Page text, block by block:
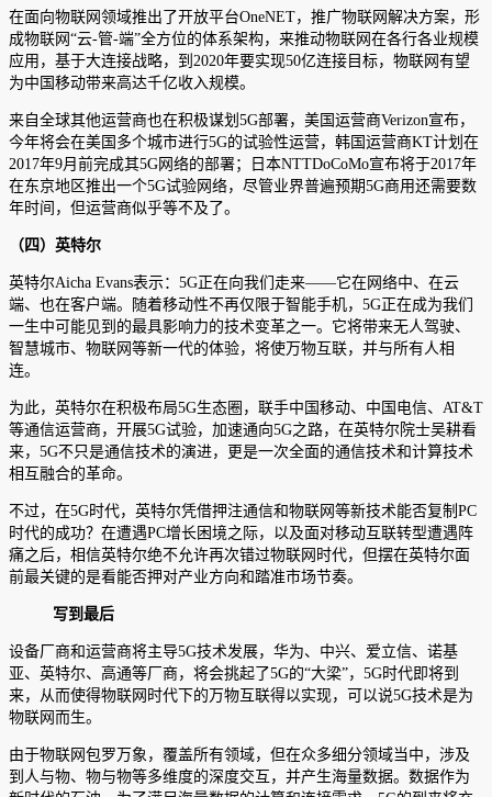
在面向物联网领域推出了开放平台OneNET，推广物联网解决方案，形
成物联网“云-管-端”全方位的体系架构，来推动物联网在各行各业规模
应用，基于大连接战略，到2020年要实现50亿连接目标，物联网有望
为中国移动带来高达千亿收入规模。
来自全球其他运营商也在积极谋划5G部署，美国运营商Verizon宣布，
今年将会在美国多个城市进行5G的试验性运营，韩国运营商KT计划在
2017年9月前完成其5G网络的部署；日本NTTDoCoMo宣布将于2017年
在东京地区推出一个5G试验网络，尽管业界普遍预期5G商用还需要数
年时间，但运营商似乎等不及了。
（四）英特尔
英特尔Aicha Evans表示：5G正在向我们走来——它在网络中、在云
端、也在客户端。随着移动性不再仅限于智能手机，5G正在成为我们
一生中可能见到的最具影响力的技术变革之一。它将带来无人驾驶、
智慧城市、物联网等新一代的体验，将使万物互联，并与所有人相
连。
为此，英特尔在积极布局5G生态圈，联手中国移动、中国电信、AT&T
等通信运营商，开展5G试验，加速通向5G之路，在英特尔院士吴耕看
来，5G不只是通信技术的演进，更是一次全面的通信技术和计算技术
相互融合的革命。
不过，在5G时代，英特尔凭借押注通信和物联网等新技术能否复制PC
时代的成功？在遭遇PC增长困境之际，以及面对移动互联转型遭遇阵
痛之后，相信英特尔绝不允许再次错过物联网时代，但摆在英特尔面
前最关键的是看能否押对产业方向和踏准市场节奏。
写到最后
设备厂商和运营商将主导5G技术发展，华为、中兴、爱立信、诺基
亚、英特尔、高通等厂商，将会挑起了5G的“大梁”，5G时代即将到
来，从而使得物联网时代下的万物互联得以实现，可以说5G技术是为
物联网而生。
由于物联网包罗万象，覆盖所有领域，但在众多细分领域当中，涉及
到人与物、物与物等多维度的深度交互，并产生海量数据。数据作为